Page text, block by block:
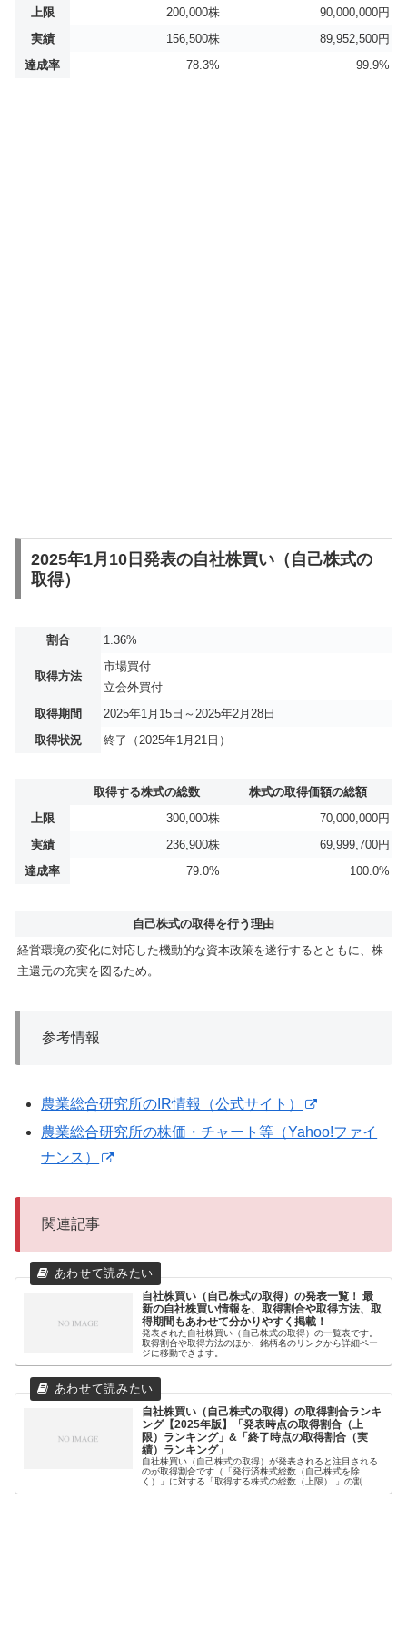
上限 200,000株
90,000,000円
実績
156,500株
89,952,500円
達成率
78.3% 99.9%
2025年1月10日発表の自社株買い（自己株式の
取得）
割合 1.36%
取得方法
市場買付
立会外買付
取得期間
2025年1月15日～2025年2月28日
取得状況
終了（2025年1月21日）
取得する株式の総数
株式の取得価額の総額
上限
300,000株
70,000,000円
実績
236,900株
69,999,700円
達成率
79.0% 100.0%
自己株式の取得を行う理由
経営環境の変化に対応した機動的な資本政策を遂行するとともに、株
主還元の充実を図るため。
参考情報
農業総合研究所のIR情報（公式サイト）
農業総合研究所の株価・チャート等（Yahoo!ファイ
ナンス）
関連記事
自社株買い（自己株式の取得）の発表一覧！ 最
新の自社株買い情報を、取得割合や取得方法、取
得期間もあわせて分かりやすく掲載！
発表された自社株買い（自己株式の取得）の一覧表です。
取得割合や取得方法のほか、銘柄名のリンクから詳細ペー
ジに移動できます。
自社株買い（自己株式の取得）の取得割合ランキ
ング【2025年版】「発表時点の取得割合（上
限）ランキング」&「終了時点の取得割合（実
績）ランキング」
自社株買い（自己株式の取得）が発表されると注目される
のが取得割合です（「発行済株式総数（自己株式を除
く）」に対する「取得する株式の総数（上限） 」の割